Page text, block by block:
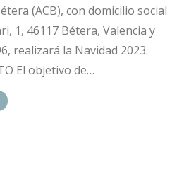
(ACB), con domicilio social
1, 46117 Bétera, Valencia y
realizará la Navidad 2023.
El objetivo de…